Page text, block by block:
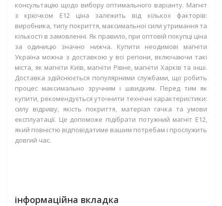
консультацію щодо вибору оптимального варіанту. Магніт
з крючком Е12 ціна залежить від кількох факторів:
виробника, типу покриття, максимальної сили утримання та
кількості в замовленні. Як правило, при оптовій покупці ціна
за одиницю значно нижча. Купити неодимові магніти
Україна можна з доставкою у всі регіони, включаючи такі
міста, як магніти Київ, магніти Рівне, магніти Харків та інші.
Доставка здійснюється популярними службами, що робить
процес максимально зручним і швидким. Перед тим як
купити, рекомендується уточнити технічні характеристики:
силу відриву, якість покриття, матеріал гачка та умови
експлуатації. Це допоможе підібрати потужний магніт Е12,
який повністю відповідатиме вашим потребам і прослужить
довгий час.
інформаційна вкладка